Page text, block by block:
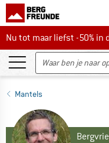
Nu tot maar liefst -50% in
Nu tot maar liefst -50%
Mantels